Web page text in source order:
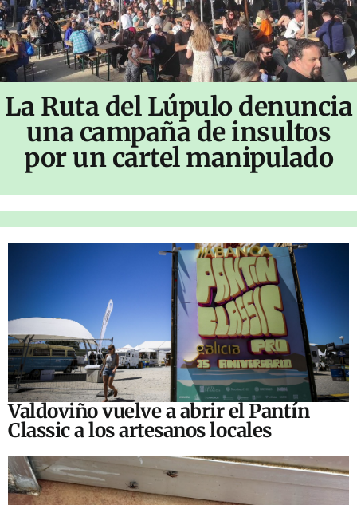
La Ruta del Lúpulo denuncia
una campaña de insultos
por un cartel manipulado
Valdoviño vuelve a abrir el Pantín
Classic a los artesanos locales